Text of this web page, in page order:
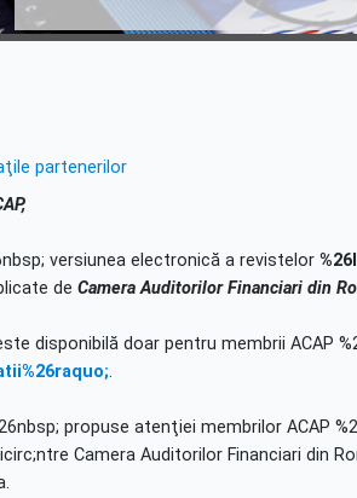
partenerilor
versiunea electronică a revistelor
de Camera Auditorilor Financiari din
disponibilă doar pentru membrii ACAP
.
propuse atenţiei membrilor ACAP
Camera Auditorilor Financiari din